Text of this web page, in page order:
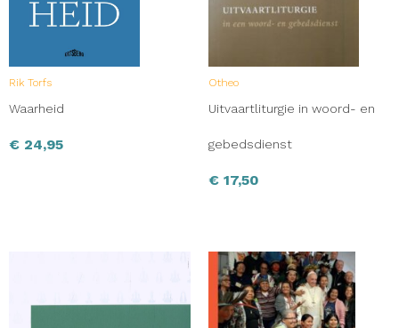
Rik Torfs
Waarheid
€ 24,95
Otheo
Uitvaartliturgie in woord- en
gebedsdienst
€ 17,50